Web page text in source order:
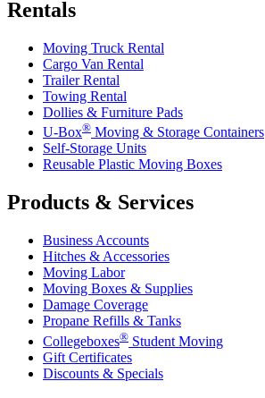
Rentals
Moving Truck Rental
Cargo Van Rental
Trailer Rental
Towing Rental
Dollies & Furniture Pads
U-Box® Moving & Storage Containers
Self-Storage Units
Reusable Plastic Moving Boxes
Products & Services
Business Accounts
Hitches & Accessories
Moving Labor
Moving Boxes & Supplies
Damage Coverage
Propane Refills & Tanks
Collegeboxes® Student Moving
Gift Certificates
Discounts & Specials